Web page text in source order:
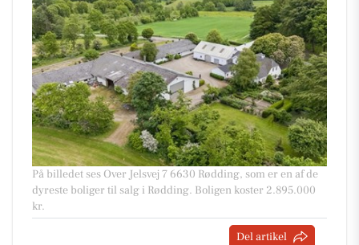
På billedet ses Over Jelsvej 7 6630 Rødding, som er en af de
dyreste boliger til salg i Rødding. Boligen koster 2.895.000
kr.
Del artikel